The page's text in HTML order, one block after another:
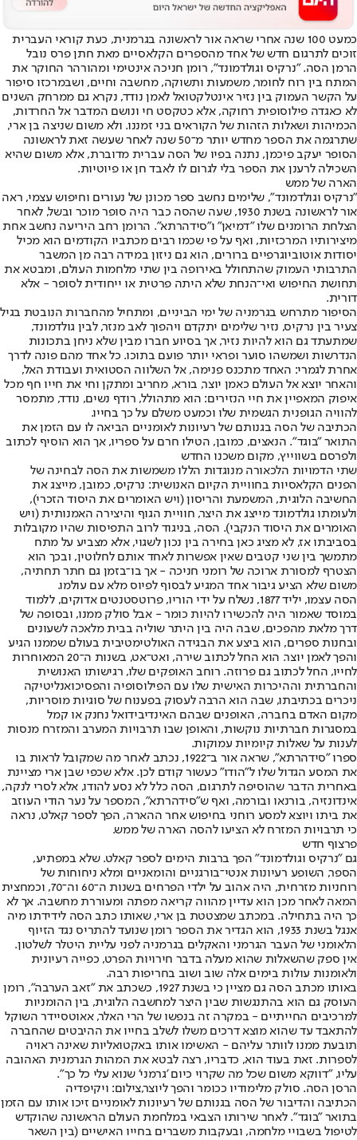
כמעט 100 שנה אחרי שראה אור לראשונה בגרמנית, כעת קוראי העברית
זוכים לתרגום חדש של אחד מהספרים הקלאסיים מאת חתן פרס נובל
הרמן הסה. "נרקיס וגולדמונד", רומן חניכה אינטימי ומהורהר החוקר את
המתח בין רוח לחומר, משמעות ותשוקה, מחשבה וחיים, ושבמרכזו סיפור
על הקשר העמוק בין נזיר אינטלקטואל לאמן נודד, נקרא גם ממרחק השנים
לא כאגדה פילוסופית רחוקה, אלא כטקסט חי ונושם המדבר אל החרדות,
הכמיהות ושאלות הזהות של הקוראים בני זמננו. ולא משום שניצה בן ארי,
שתרגמה את הספר מחדש יותר מ־50 שנה לאחר שעשה זאת לראשונה
הסופר יעקב פיכמן, נתנה בפיו של הסה עברית מדוברת, אלא משום שהיא
השכילה לרענן את הספר בלי לגרום לו לאבד חן או פיוטיות.
הארה של ממש
"נרקיס וגולדמונד", שלימים נחשב ספר מכונן של נעורים וחיפוש עצמי, ראה
אור לראשונה בשנת 1930, שעה שהסה כבר היה סופר מוכר ובשל, לאחר
הצלחת הרומנים שלו "דמיאן" ו"סידהרתא". הרומן רחב היריעה נחשב אחת
מיצירותיו המרכזיות, ואף על פי שכמו רבים מכתביו הקודמים הוא מכיל
יסודות אוטוביוגרפיים ברורים, הוא גם ניזון במידה רבה מן המשבר
התרבותי העמוק שהתחולל באירופה בין שתי מלחמות העולם, ומבטא את
תחושת החיפוש ואי־הנחת שלא היתה פרטית או ייחודית לסופר - אלא
דורית.
הסיפור מתרחש בגרמניה של ימי הביניים, ומתחיל מהחברות הנובטת בגיל
צעיר בין נרקיס, נזיר שלימים יתקדם ויהפוך לאב מנזר, לבין גולדמונד,
שמתעתד גם הוא להיות נזיר, אך בסיוע חברו מבין שלא ניחן בתכונות
הנדרשות ושמשהו סוער ופראי יותר פועם בתוכו. כל אחד מהם פונה לדרך
אחרת לגמרי: האחד מתכנס פנימה, אל השלווה הסטואית ועבודת האל,
והאחר יוצא אל העולם כאמן יוצר, בורא, מחריב ומתקן וחי את חייו חף מכל
איפוק המאפיין את חיי הנזירים: הוא מתהולל, רודף נשים, נודד, מתמסר
להוויה הגופנית הגשמית שלו וכמעט משלם על כך בחייו.
הכתיבה של הסה בגנותם של רעיונות לאומניים הביאה לו עם הזמן את
התואר "בוגד". הנאצים, כמובן, הטילו חרם על ספריו, אך הוא הוסיף לכתוב
ולפרסם בשווייץ, מקום משכנו החדש
שתי הדמויות הלכאורה מנוגדות הללו משמשות את הסה לבחינה של
הפנים הקלאסיות בחוויית הקיום האנושית: נרקיס, כמובן, מייצג את
החשיבה הלוגית, המשמעת והריסון (ויש האומרים את היסוד הזכרי),
ולעומתו גולדמונד מייצג את היצר, חוויית הגוף והיצירה האמנותית (ויש
האומרים את היסוד הנקבי). הסה, בניגוד לרוב התפיסות שהיו מקובלות
בסביבתו אז, לא מציג כאן בחירה בין נכון לשגוי, אלא מצביע על מתח
מתמשך בין שני קטבים שאין אפשרות לאחד אותם לחלוטין, ובכך הוא
הצטרף למסורת ארוכה של רומני חניכה - אך בו־בזמן גם חתר תחתיה,
משום שלא הציע גיבור אחד המגיע לבסוף לפיוס מלא עם עולמו.
הסה עצמו, יליד 1877, נשלח על ידי הוריו, פרוטסטנטים אדוקים, ללמוד
במוסד שאמור היה להכשירו להיות כומר - אבל סולק ממנו, ובסופה של
דרך מלאת מהפכים, שבה היה בין היתר שוליה בבית מלאכה לשעונים
ובחנות ספרים, הוא ביצע את הבגידה האולטימטיבית בעולם שממנו הגיע
והפך לאמן יוצר. הוא החל לכתוב שירה, ואט־אט, בשנות ה־20 המאוחרות
לחייו, החל לכתוב גם פרוזה. רוחב האופקים שלו, רגישותו האנושית
והחברתית וההיכרות האישית שלו עם הפילוסופיה והפסיכואנליטיקה
ניכרים בכתיבתו, שבה הוא הרבה לעסוק בפענוח של סוגיות מוסריות,
מקום האדם בחברה, האופנים שבהם האינדיבידואל נחנק או קמל
במסגרות חברתיות נוקשות, והאופן שבו תרבויות המערב והמזרח מנסות
לענות על שאלות קיומיות עמוקות.
ספרו "סידהרתא", שראה אור ב־1922, נכתב לאחר מה שמקובל לראות בו
את המסע הגדול שלו ל"הודו" כעשור קודם לכן. אלא שכפי שבן ארי מציינת
באחרית הדבר שהוסיפה לתרגום, הסה כלל לא נסע להודו, אלא לסרי לנקה,
אינדונזיה, בורנאו ובורמה, ואף ש"סידהרתא", המספר על נער הודי העוזב
את ביתו ויוצא למסע רוחני בחיפוש אחר ההארה, הפך לספר קאלט, נראה
כי תרבויות המזרח לא הציעו להסה הארה של ממש.
פרצוף חדש
גם "נרקיס וגולדמונד" הפך ברבות הימים לספר קאלט. שלא במפתיע,
הספר, השופע רעיונות אנטי־בורגניים והומאניים ומלא ניחוחות של
רוחניות מזרחית, היה אהוב על ילדי הפרחים בשנות ה־60 וה־70, וכמחצית
המאה לאחר מכן הוא עדיין מהווה קריאה מפתה ומעוררת מחשבה. אך לא
כך היה בתחילה. במכתב שמצטטת בן ארי, שאותו כתב הסה לידידתו מיה
אנגל בשנת 1933, הוא הגדיר את הספר רומן שנועד להתריס נגד הזיוף
הלאומני של העבר הגרמני והאקלים בגרמניה לפני עליית היטלר לשלטון.
אין ספק שהשאלות שהוא מעלה בדבר חירויות הפרט, כפייה רעיונית
ולאומנות עולות בימים אלה שוב ושוב בחריפות רבה.
באותו מכתב הסה גם מציין כי בשנת 1927, כשכתב את "זאב הערבה", רומן
העוסק גם הוא בהתנגשות שבין היצר למחשבה הלוגית, בין ההומניות
למרכיבים החייתיים - במקרה זה בנפשו של הרי האלר, אאוטסיידר השוקל
להתאבד עד שהוא מוצא דרכים משלו לשלב בחייו את ההיבטים שהחברה
תובעת ממנו לוותר עליהם - האשימו אותו באקטואליות שאינה ראויה
לספרות. זאת בעוד הוא, כדבריו, רצה לבטא את המהות הגרמנית האהובה
עליו, "דווקא משום שכל מה שקרוי כיום 'גרמני' שנוא עלי כל כך".
הרסן הסה. סולק מלימודיו ככומר והפך ליוצר,צילום: ויקיפדיה
הכתיבה והדיבור של הסה בגנותם של רעיונות לאומניים זיכו אותו עם הזמן
בתואר "בוגד". לאחר שירותו הצבאי במלחמת העולם הראשונה שהוקדש
לטיפול בשבויי מלחמה, ובעקבות משברים בחייו האישיים (בין השאר